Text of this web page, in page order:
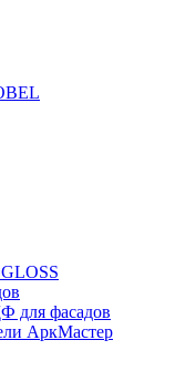
для фасадов
АркМастер